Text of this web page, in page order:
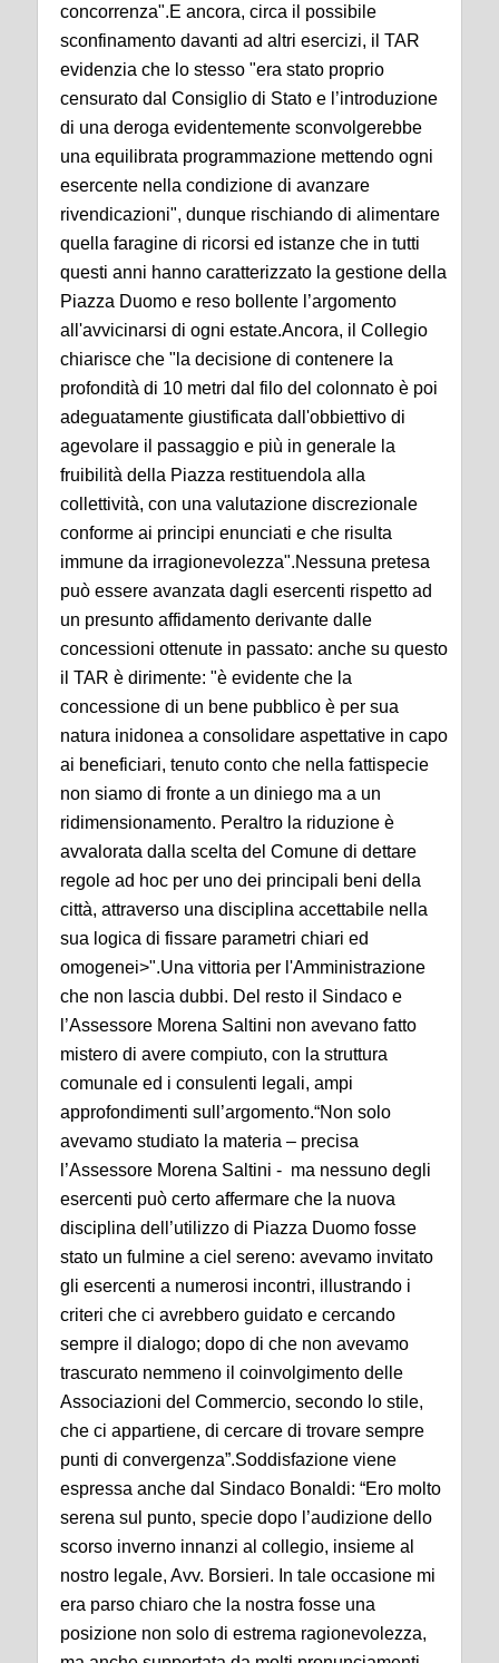
concorrenza".E ancora, circa il possibile
sconfinamento davanti ad altri esercizi, il TAR
evidenzia che lo stesso "era stato proprio
censurato dal Consiglio di Stato e l’introduzione
di una deroga evidentemente sconvolgerebbe
una equilibrata programmazione mettendo ogni
esercente nella condizione di avanzare
rivendicazioni", dunque rischiando di alimentare
quella faragine di ricorsi ed istanze che in tutti
questi anni hanno caratterizzato la gestione della
Piazza Duomo e reso bollente l’argomento
all'avvicinarsi di ogni estate.Ancora, il Collegio
chiarisce che "la decisione di contenere la
profondità di 10 metri dal filo del colonnato è poi
adeguatamente giustificata dall'obbiettivo di
agevolare il passaggio e più in generale la
fruibilità della Piazza restituendola alla
collettività, con una valutazione discrezionale
conforme ai principi enunciati e che risulta
immune da irragionevolezza".Nessuna pretesa
può essere avanzata dagli esercenti rispetto ad
un presunto affidamento derivante dalle
concessioni ottenute in passato: anche su questo
il TAR è dirimente: "è evidente che la
concessione di un bene pubblico è per sua
natura inidonea a consolidare aspettative in capo
ai beneficiari, tenuto conto che nella fattispecie
non siamo di fronte a un diniego ma a un
ridimensionamento. Peraltro la riduzione è
avvalorata dalla scelta del Comune di dettare
regole ad hoc per uno dei principali beni della
città, attraverso una disciplina accettabile nella
sua logica di fissare parametri chiari ed
omogenei>".Una vittoria per l'Amministrazione
che non lascia dubbi. Del resto il Sindaco e
l’Assessore Morena Saltini non avevano fatto
mistero di avere compiuto, con la struttura
comunale ed i consulenti legali, ampi
approfondimenti sull’argomento.“Non solo
avevamo studiato la materia – precisa
l’Assessore Morena Saltini - ma nessuno degli
esercenti può certo affermare che la nuova
disciplina dell’utilizzo di Piazza Duomo fosse
stato un fulmine a ciel sereno: avevamo invitato
gli esercenti a numerosi incontri, illustrando i
criteri che ci avrebbero guidato e cercando
sempre il dialogo; dopo di che non avevamo
trascurato nemmeno il coinvolgimento delle
Associazioni del Commercio, secondo lo stile,
che ci appartiene, di cercare di trovare sempre
punti di convergenza”.Soddisfazione viene
espressa anche dal Sindaco Bonaldi: “Ero molto
serena sul punto, specie dopo l’audizione dello
scorso inverno innanzi al collegio, insieme al
nostro legale, Avv. Borsieri. In tale occasione mi
era parso chiaro che la nostra fosse una
posizione non solo di estrema ragionevolezza,